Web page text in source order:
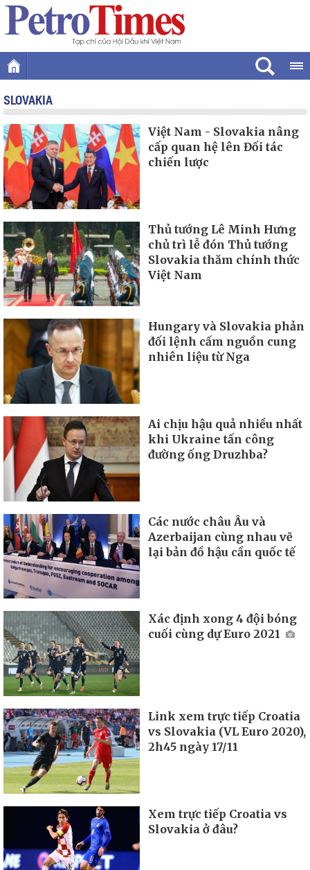
SLOVAKIA
Việt Nam - Slovakia nâng
cấp quan hệ lên Đối tác
chiến lược
Thủ tướng Lê Minh Hưng
chủ trì lễ đón Thủ tướng
Slovakia thăm chính thức
Việt Nam
Hungary và Slovakia phản
đối lệnh cấm nguồn cung
nhiên liệu từ Nga
Ai chịu hậu quả nhiều nhất
khi Ukraine tấn công
đường ống Druzhba?
Các nước châu Âu và
Azerbaijan cùng nhau vẽ
lại bản đồ hậu cần quốc tế
Xác định xong 4 đội bóng
cuối cùng dự Euro 2021
Link xem trực tiếp Croatia
vs Slovakia (VL Euro 2020),
2h45 ngày 17/11
Xem trực tiếp Croatia vs
Slovakia ở đâu?